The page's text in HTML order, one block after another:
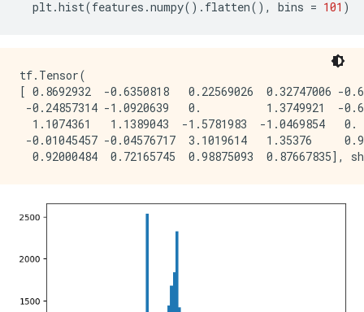
plt.hist(features .numpy(). flatten(), bins = 101 )
tf.Tensor(
[ 0.8692932  -0.6350818   0.22569026  0.32747006 -
-0.24857314 -1.0920639   0.          1.3749921  -
1.1074361   1.1389043  -1.5781983  -1.0469854   0.
-0.01045457 -0.04576717  3.1019614   1.35376